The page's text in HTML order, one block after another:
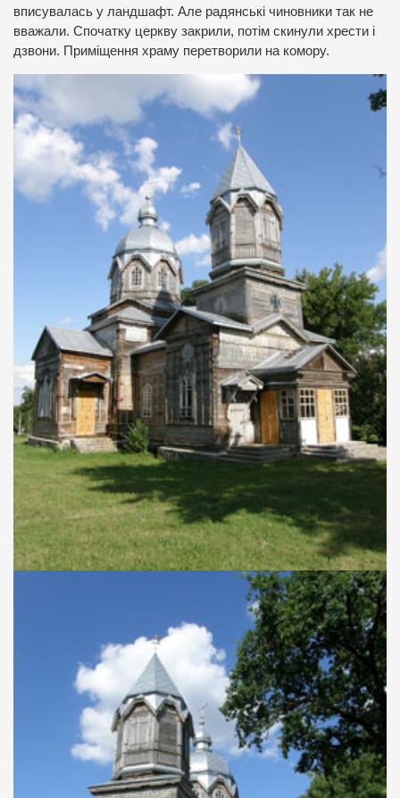
вписувалась у ландшафт. Але радянські чиновники так не
вважали. Спочатку церкву закрили, потім скинули хрести і
дзвони. Приміщення храму перетворили на комору.